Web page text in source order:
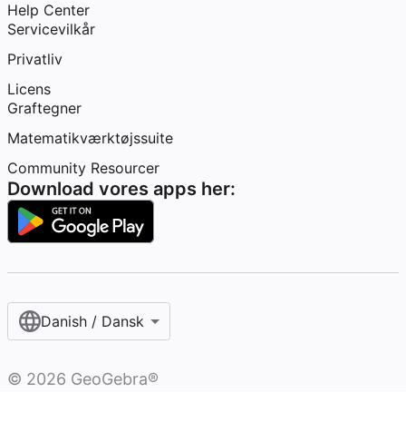
Help Center
Servicevilkår
Privatliv
Licens
Graftegner
Matematikværktøjssuite
Community Resourcer
Download vores apps her:
Danish / Dansk‎
© 2026 GeoGebra®